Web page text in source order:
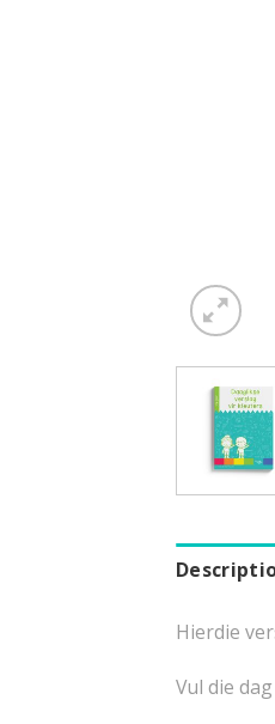
Hierdie
Vul die